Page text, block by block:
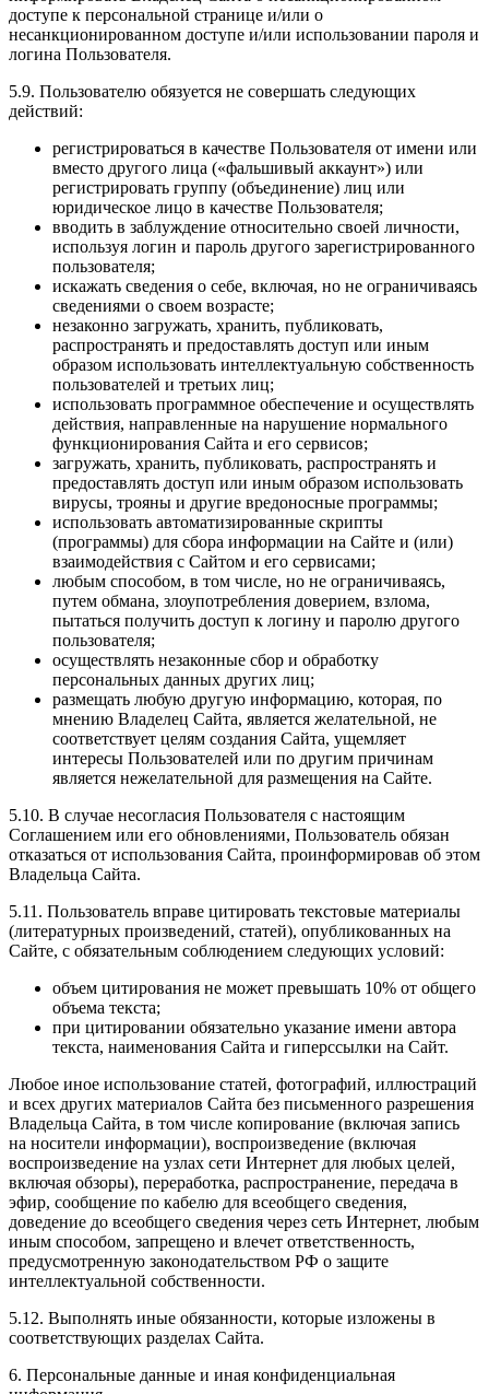
доступе к персональной странице и/или о
несанкционированном доступе и/или использовании пароля и
логина Пользователя.
5.9. Пользователю обязуется не совершать следующих
действий:
регистрироваться в качестве Пользователя от имени или
вместо другого лица («фальшивый аккаунт») или
регистрировать группу (объединение) лиц или
юридическое лицо в качестве Пользователя;
вводить в заблуждение относительно своей личности,
используя логин и пароль другого зарегистрированного
пользователя;
искажать сведения о себе, включая, но не ограничиваясь
сведениями о своем возрасте;
незаконно загружать, хранить, публиковать,
распространять и предоставлять доступ или иным
образом использовать интеллектуальную собственность
пользователей и третьих лиц;
использовать программное обеспечение и осуществлять
действия, направленные на нарушение нормального
функционирования Сайта и его сервисов;
загружать, хранить, публиковать, распространять и
предоставлять доступ или иным образом использовать
вирусы, трояны и другие вредоносные программы;
использовать автоматизированные скрипты
(программы) для сбора информации на Сайте и (или)
взаимодействия с Сайтом и его сервисами;
любым способом, в том числе, но не ограничиваясь,
путем обмана, злоупотребления доверием, взлома,
пытаться получить доступ к логину и паролю другого
пользователя;
осуществлять незаконные сбор и обработку
персональных данных других лиц;
размещать любую другую информацию, которая, по
мнению Владелец Сайта, является желательной, не
соответствует целям создания Сайта, ущемляет
интересы Пользователей или по другим причинам
является нежелательной для размещения на Сайте.
5.10. В случае несогласия Пользователя с настоящим
Соглашением или его обновлениями, Пользователь обязан
отказаться от использования Сайта, проинформировав об этом
Владельца Сайта.
5.11. Пользователь вправе цитировать текстовые материалы
(литературных произведений, статей), опубликованных на
Сайте, с обязательным соблюдением следующих условий:
объем цитирования не может превышать 10% от общего
объема текста;
при цитировании обязательно указание имени автора
текста, наименования Сайта и гиперссылки на Сайт.
Любое иное использование статей, фотографий, иллюстраций
и всех других материалов Сайта без письменного разрешения
Владельца Сайта, в том числе копирование (включая запись
на носители информации), воспроизведение (включая
воспроизведение на узлах сети Интернет для любых целей,
включая обзоры), переработка, распространение, передача в
эфир, сообщение по кабелю для всеобщего сведения,
доведение до всеобщего сведения через сеть Интернет, любым
иным способом, запрещено и влечет ответственность,
предусмотренную законодательством РФ о защите
интеллектуальной собственности.
5.12. Выполнять иные обязанности, которые изложены в
соответствующих разделах Сайта.
6. Персональные данные и иная конфиденциальная